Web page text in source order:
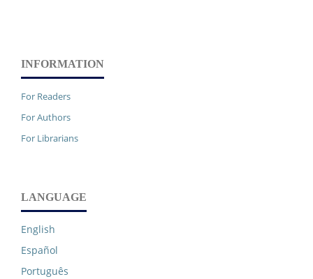
INFORMATION
For Readers
For Authors
For Librarians
LANGUAGE
English
Español
Português